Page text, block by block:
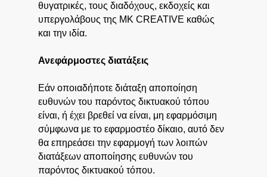
θυγατρικές, τους διαδόχους, εκδοχείς και
υπεργολάβους της MK CREATIVE καθώς
και την ιδία.
Ανεφάρμοστες διατάξεις
Εάν οποιαδήποτε διάταξη αποποίηση
ευθυνών του παρόντος δικτυακού τόπου
είναι, ή έχει βρεθεί να είναι, μη εφαρμόσιμη
σύμφωνα με το εφαρμοστέο δίκαιο, αυτό δεν
θα επηρεάσει την εφαρμογή των λοιπών
διατάξεων αποποίησης ευθυνών του
παρόντος δικτυακού τόπου.